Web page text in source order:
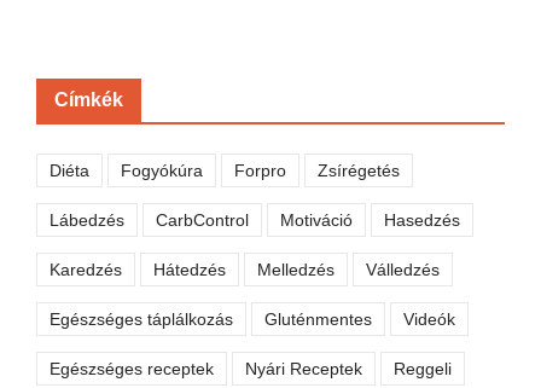
Címkék
Diéta Fogyókúra Forpro Zsírégetés
Lábedzés CarbControl Motiváció Hasedzés
Karedzés Hátedzés Melledzés Válledzés
Egészséges táplálkozás Gluténmentes Videók
Egészséges receptek Nyári Receptek Reggeli